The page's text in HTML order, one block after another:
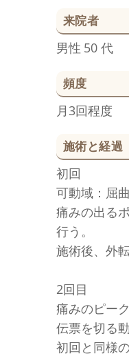
来院者
男性 50 代
頻度
月3回程度
施術と経過
初回
可動域：屈
痛みの出る
行う。
施術後、外
2回目
痛みのピー
伝票を切る
初回と同様